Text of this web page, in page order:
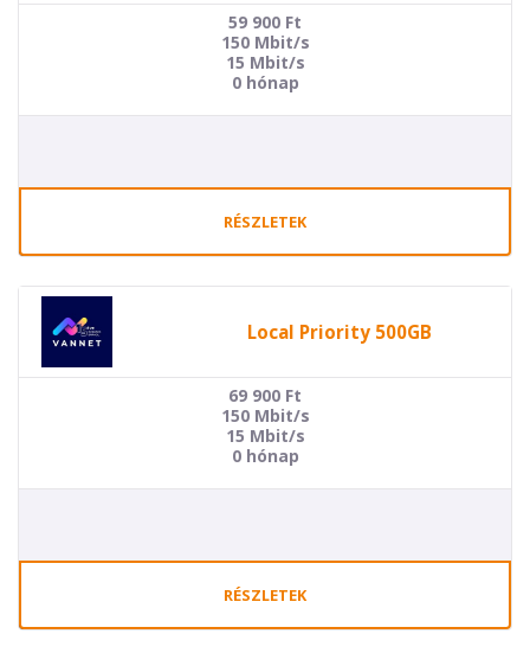
59 900 Ft
150 Mbit/s
15 Mbit/s
0 hónap
RÉSZLETEK
Local Priority 500GB
69 900 Ft
150 Mbit/s
15 Mbit/s
0 hónap
RÉSZLETEK